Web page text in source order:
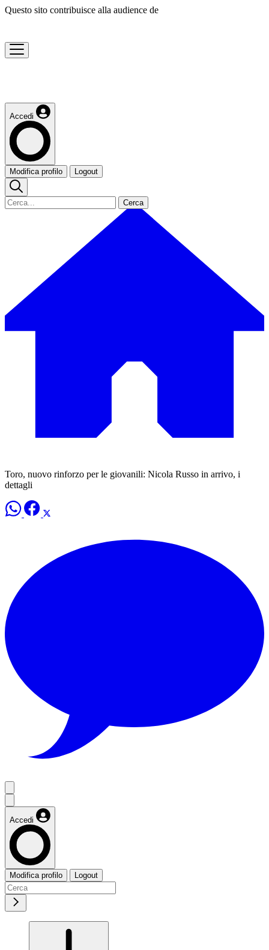
Questo sito contribuisce alla audience de
Accedi
Modifica profilo Logout
Cerca
Toro, nuovo rinforzo per le giovanili: Nicola Russo in arrivo, i
dettagli
Accedi
Modifica profilo Logout